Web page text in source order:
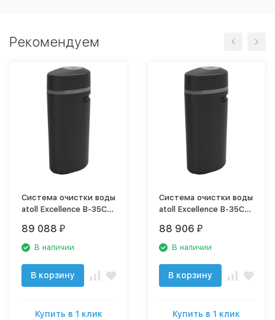
Рекомендуем
Система очистки воды
atoll Excellence B-35C
хлора)
89 088 ₽
В наличии
В корзину
Купить в 1 клик
Система очистки воды
atoll Excellence B-35CS
удаление хлора)
88 906 ₽
В наличии
В корзину
Купить в 1 клик